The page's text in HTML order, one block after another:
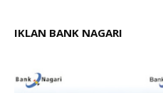
IKLAN BANK NAGARI